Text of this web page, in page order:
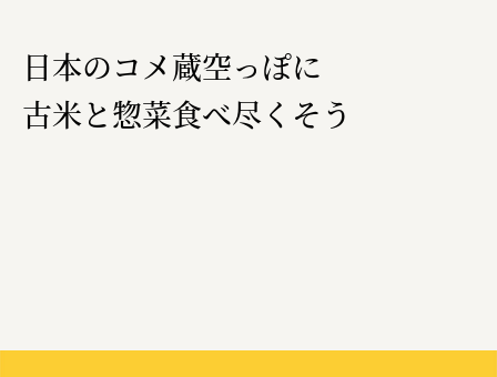
福山電業株式会社
有限会社 南印度洋行
日本商工会議所
⽇本のコメ蔵空っぽに
古⽶と惣菜⾷べ尽くそう